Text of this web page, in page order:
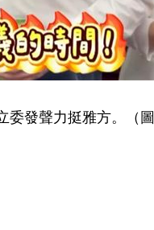
委發聲力挺雅方。（